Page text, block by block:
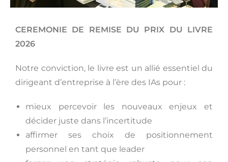
CEREMONIE DE REMISE DU PRIX DU LIVRE
2026
Notre conviction, le livre est un allié essentiel du
dirigeant d’entreprise à l’ère des IAs pour :
mieux percevoir les nouveaux enjeux et
décider juste dans l’incertitude
affirmer ses choix de positionnement
personnel en tant que leader